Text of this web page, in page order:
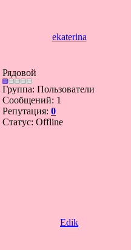
ekaterina
Рядовой
Группа: Пользователи
Сообщений: 1
Репутация: 0
Статус: Offline
Edik